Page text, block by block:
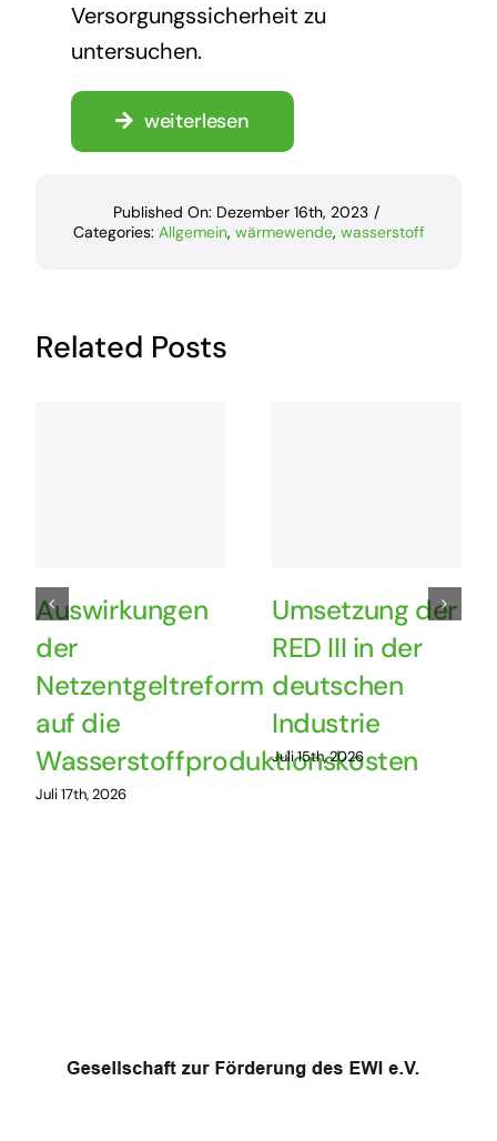
Versorgungssicherheit zu
untersuchen.
weiterlesen
Published On: Dezember 16th, 2023 /
Categories: Allgemein, wärmewende, wasserstoff
Related Posts
Auswirkungen
der
Netzentgeltreform
auf die
Wasserstoffproduktionskosten
Juli 17th, 2026
Umsetzung der
RED III in der
deutschen
Industrie
Juli 15th, 2026